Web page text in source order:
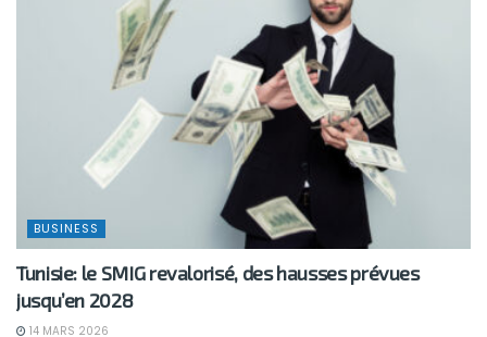
BUSINESS
Tunisie: le SMIG revalorisé, des hausses prévues
jusqu’en 2028
14 MARS 2026